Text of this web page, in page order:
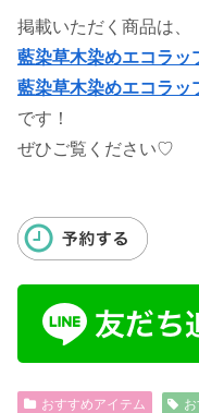
掲載いただく商品は、
藍染草木染めエコラッ
藍染草木染めエコラッ
です！
ぜひご覧ください♡
おすすめアイテム